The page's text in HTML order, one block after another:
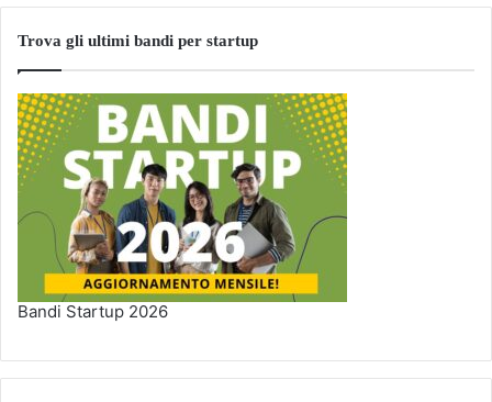
Trova gli ultimi bandi per startup
Bandi Startup 2026